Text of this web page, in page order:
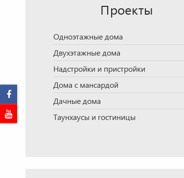
Проекты
Одноэтажные дома
Двухэтажные дома
Надстройки и пристройки
Дома с мансардой
Дачные дома
Таунхаусы и гостиницы